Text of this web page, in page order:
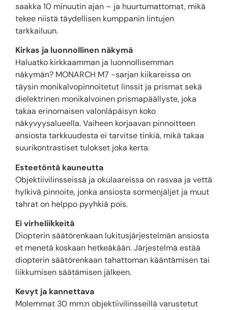
saakka 10 minuutin ajan – ja huurtumattomat, mikä
tekee niistä täydellisen kumppanin lintujen
tarkkailuun.
Kirkas ja luonnollinen näkymä
Haluatko kirkkaamman ja luonnollisemman
näkymän? MONARCH M7 -sarjan kiikareissa on
täysin monikalvopinnoitetut linssit ja prismat sekä
dielektrinen monikalvoinen prismapäällyste, joka
takaa erinomaisen valonläpäisyn koko
näkyvyysalueella. Vaiheen korjaavan pinnoitteen
ansiosta tarkkuudesta ei tarvitse tinkiä, mikä takaa
suurikontrastiset tulokset joka kerta.
Esteetöntä kauneutta
Objektiivilinsseissä ja okulaareissa on rasvaa ja vettä
hylkivä pinnoite, jonka ansiosta sormenjäljet ja muut
tahrat on helppo pyyhkiä pois.
Ei virheliikkeitä
Diopterin säätörenkaan lukitusjärjestelmän ansiosta
et menetä koskaan hetkeäkään. Järjestelmä estää
diopterin säätörenkaan tahattoman kääntämisen tai
liikkumisen säätämisen jälkeen.
Kevyt ja kannettava
Molemmat 30 mm:n objektiivilinsseillä varustetut